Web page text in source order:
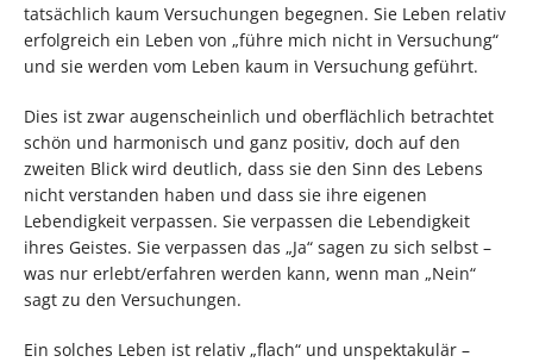
tatsächlich kaum Versuchungen begegnen. Sie Leben relativ
erfolgreich ein Leben von „führe mich nicht in Versuchung“
und sie werden vom Leben kaum in Versuchung geführt.
Dies ist zwar augenscheinlich und oberflächlich betrachtet
schön und harmonisch und ganz positiv, doch auf den
zweiten Blick wird deutlich, dass sie den Sinn des Lebens
nicht verstanden haben und dass sie ihre eigenen
Lebendigkeit verpassen. Sie verpassen die Lebendigkeit
ihres Geistes. Sie verpassen das „Ja“ sagen zu sich selbst –
was nur erlebt/erfahren werden kann, wenn man „Nein“
sagt zu den Versuchungen.
Ein solches Leben ist relativ „flach“ und unspektakulär –